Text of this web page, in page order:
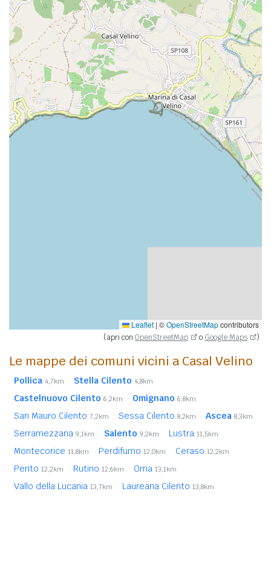
Leaflet | ©OpenStreetMapcontributors
(apri con OpenStreetMap o Google Maps )
Le mappe dei comuni vicini a Casal Velino
Pollica 4,7km Stella Cilento 4,8km
Castelnuovo Cilento 6,2km Omignano 6,8km
San Mauro Cilento 7,2km Sessa Cilento 8,2km Ascea 8,3km
Serramezzana 9,1km Salento 9,2km Lustra 11,5km
Montecorice 11,8km Perdifumo 12,0km Ceraso 12,2km
Perito 12,2km Rutino 12,6km Orria 13,1km
Vallo della Lucania 13,7km Laureana Cilento 13,8km